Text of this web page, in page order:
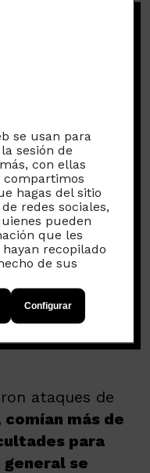
se usan para
sesión de
con ellas
compartimos
hagas del sitio
redes sociales,
pueden
que les
recopilado
de sus
Configurar
dejar el móvil
un último
la canción
ataques de
más de
para
se